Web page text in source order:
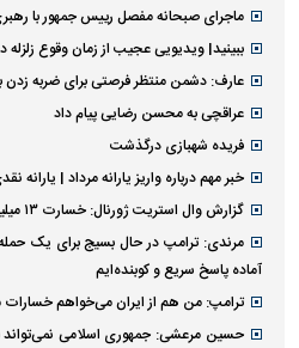
ماجرای صبحانه مفصل رییس جمهور با
ببینید| ویدیویی عجیب از زمان وقوع زلزله
عارف: دشمن منتظر فرصتی برای ضربه زدن
عراقچی به محسن رضایی پیام داد
فریده شهبازی درگذشت
خبر مهم درباره واریز یارانه مرداد | یارانه
گزارش وال استریت ژورنال: خسارت ۱۳ میلیارد دلاری آمریکا در جنگ علیه ایران
مرندی: ترامپ در حال بسیج برای یک حمله
آماده پاسخ سریع و کوبنده‌ایم
ترامپ: من هم از ایران می‌خواهم خسارات